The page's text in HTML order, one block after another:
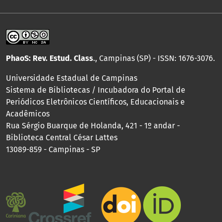
PhaoS: Rev. Estud. Class., Campinas (SP) - ISSN: 1676-3076.
Universidade Estadual de Campinas
Sistema de Bibliotecas / Incubadora do Portal de
Periódicos Eletrônicos Científicos, Educacionais e
Acadêmicos
Rua Sérgio Buarque de Holanda, 421 - 1º andar -
Biblioteca Central César Lattes
13089-859 - Campinas - SP